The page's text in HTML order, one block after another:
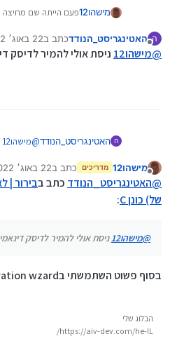
מישהו12
פעם הייתה שם מחיצה
ה
מנותק
האטינגריסט_הנודדכתב ב22 באוג׳ 2022, 21:52
נערך לאחרונה
@מישהו12 ניסת אולי להמיר לדיסק
ה האטינגריסט_הנודד@מישהו12
מנותק
מישהו12 מדריכים כתב ב22 באוג׳ 2022, 21:53
נערך לאחרונה על
@האטינגריסט_הנודד כתב בבירור |
של) כונן C
:
@מישהו12 ניסת אולי להמיר לדיסק
בסוף פשוט השתמשתי בminitoo pration wzard. תודה!
הבלוג שלי
https://aiv-dev.com/he-IL/